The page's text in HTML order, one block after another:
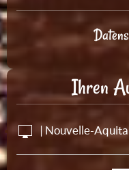
Ihren
| Nouvelle-